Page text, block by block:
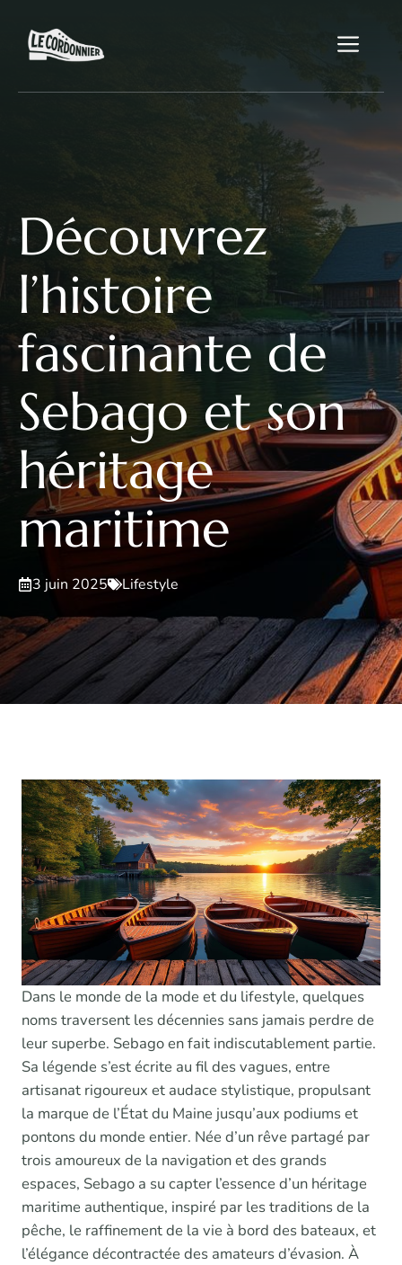
contenu
Découvrez
l’histoire
fascinante de
Sebago et son
héritage
maritime
3 juin 2025 Lifestyle
Dans le monde de la mode et du lifestyle, quelques
noms traversent les décennies sans jamais perdre de
leur superbe. Sebago en fait indiscutablement partie.
Sa légende s’est écrite au fil des vagues, entre
artisanat rigoureux et audace stylistique, propulsant
la marque de l’État du Maine jusqu’aux podiums et
pontons du monde entier. Née d’un rêve partagé par
trois amoureux de la navigation et des grands
espaces, Sebago a su capter l’essence d’un héritage
maritime authentique, inspiré par les traditions de la
pêche, le raffinement de la vie à bord des bateaux, et
l’élégance décontractée des amateurs d’évasion. À